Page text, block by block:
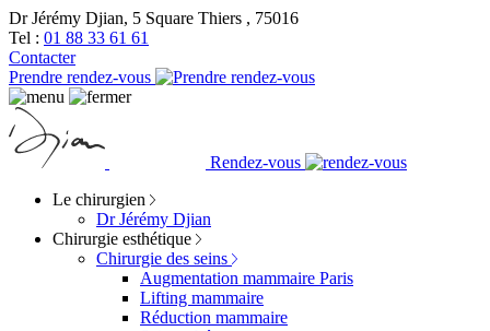
Dr Jérémy Djian, 5 Square Thiers , 75016
Tel : 01 88 33 61 61
Contacter
Prendre rendez-vous
Rendez-vous
Le chirurgien
Dr Jérémy Djian
Chirurgie esthétique
Chirurgie des seins
Augmentation mammaire Paris
Lifting mammaire
Réduction mammaire